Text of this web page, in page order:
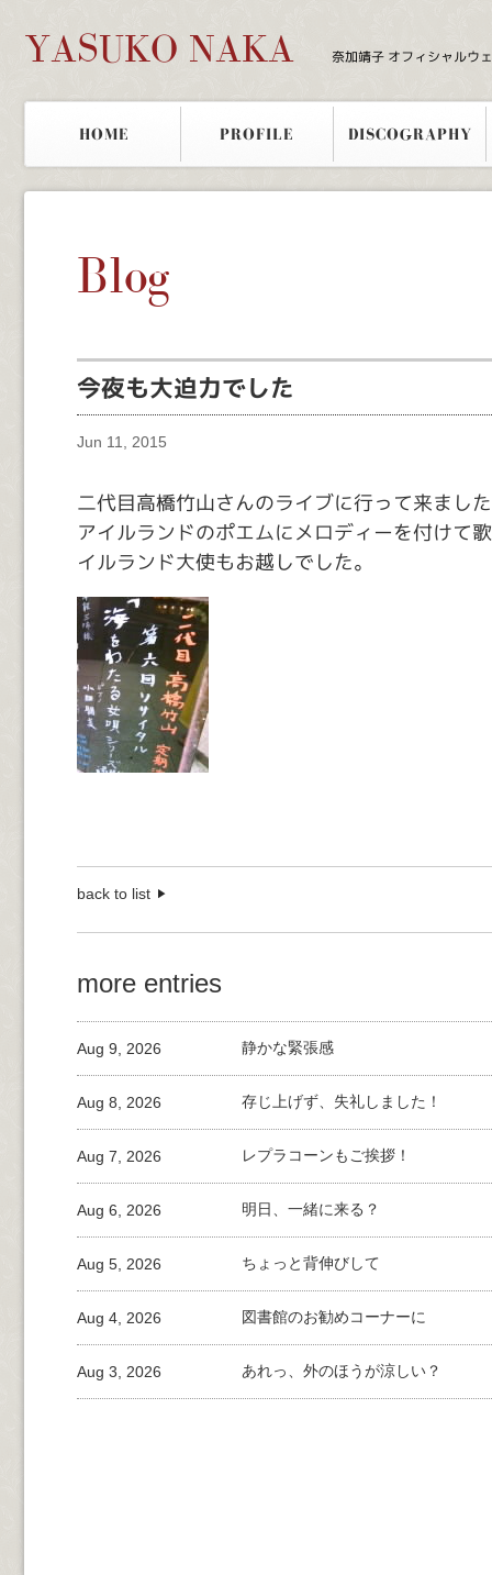
YASUKO NAKA 奈加靖子 オフィシャルウ
HOME PROFILE DISCOGRAPHY
Blog
今夜も大迫力でした
Jun 11, 2015
二代目高橋竹山さんのライブに行って来まし
アイルランドのポエムにメロディーを付けて
イルランド大使もお越しでした。
back to list
more entries
静かな緊張感
Aug 9, 2026
存じ上げず、失礼しました！
Aug 8, 2026
レプラコーンもご挨拶！
Aug 7, 2026
明日、一緒に来る？
Aug 6, 2026
ちょっと背伸びして
Aug 5, 2026
図書館のお勧めコーナーに
Aug 4, 2026
あれっ、外のほうが涼しい？
Aug 3, 2026